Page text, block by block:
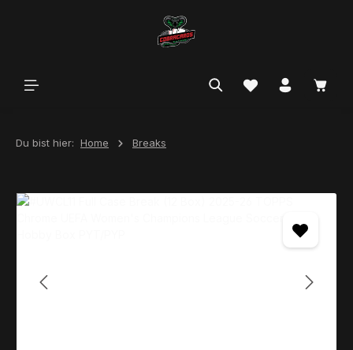
Du bist hier: Home Breaks
Bildergalerie überspringen